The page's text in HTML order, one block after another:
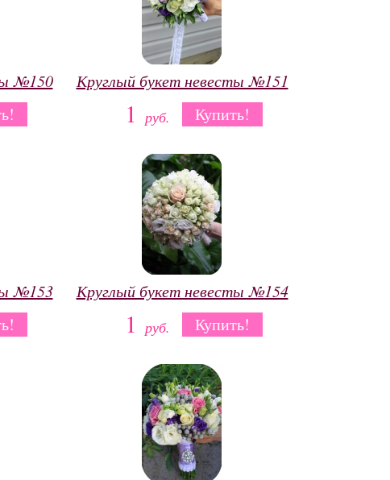
№150 Круглый букет невесты №151
1руб. Купить!
№153 Круглый букет невесты №154
1руб. Купить!